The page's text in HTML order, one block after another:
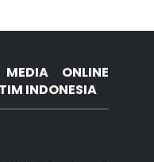
ONLINE
INDONESIA